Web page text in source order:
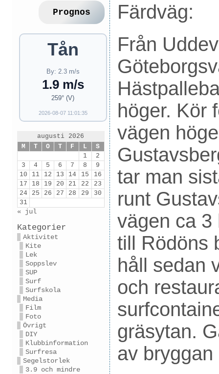
Prognos
Tån
By: 2.3 m/s
1.9 m/s
259° (V)
2026-08-07 11:01:35
augusti 2026
M
T O T F L
S
1
2
3
4 5 6 7 8
9
10
11 12 13 14 15
16
17
18 19 20 21 22
23
24
25 26 27 28 29
30
31
« jul
Kategorier
Aktivitet
Kite
Lek
Soppslev
SUP
Surf
Surfskola
Media
Film
Foto
Övrigt
DIY
Klubbinformation
Surfresa
Segelstorlek
3.9 och mindre
Färdväg:
Från
höger. Kör
vägen
tar man
runt
vägen ca 3
till Rödöns
håll sedan
och
gräsytan.
av bryggan